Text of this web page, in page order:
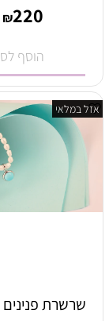
₪220
הוסף
אזל במלאי
שרשרת פנינים